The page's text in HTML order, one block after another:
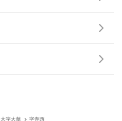
大字大草 字寺西